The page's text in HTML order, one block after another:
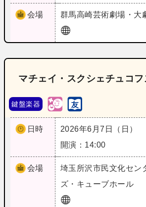
会場 群馬高崎芸術劇場・大
マチェイ・スクシェチュコ
鍵盤楽器
日時
2026年6月7日（日）
開演：14:00
会場 埼玉 所沢市民文化セン
ズ・キューブホール